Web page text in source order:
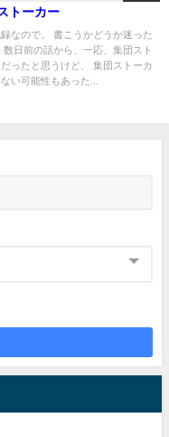
トーカー
なので。 書こうかどうか迷った
数日前の話から、一応、集団スト
ったと思うけど、 集団ストーカ
い可能性もあった...